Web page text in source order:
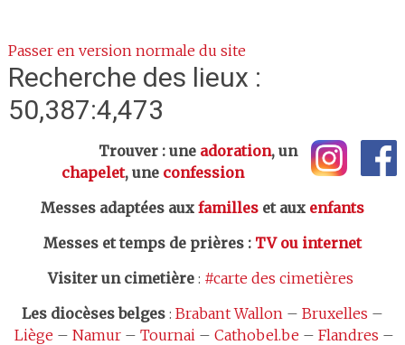
Passer en version normale du site
Recherche des lieux :
50,387:4,473
Trouver : une adoration, un
chapelet, une confession
Messes adaptées aux familleset aux enfants
Messes et temps de prières: TV ou internet
Visiter un cimetière: #carte des cimetières
Les diocèses belges: Brabant Wallon– Bruxelles –
Liège – Namur– Tournai– Cathobel.be – Flandres –